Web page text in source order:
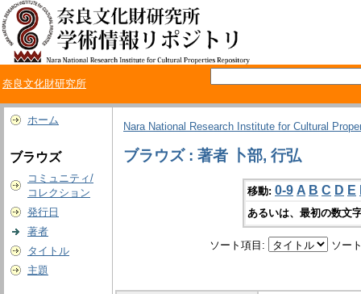
奈良文化財研究所
ホーム
ブラウズ
コミュニティ/
コレクション
発行日
著者
タイトル
主題
Nara National Research Institute for Cultural
ブラウズ : 著者 卜部, 行弘
移動: 0-9 A B C D E
あるいは、最初の数文
ソート項目: ソー